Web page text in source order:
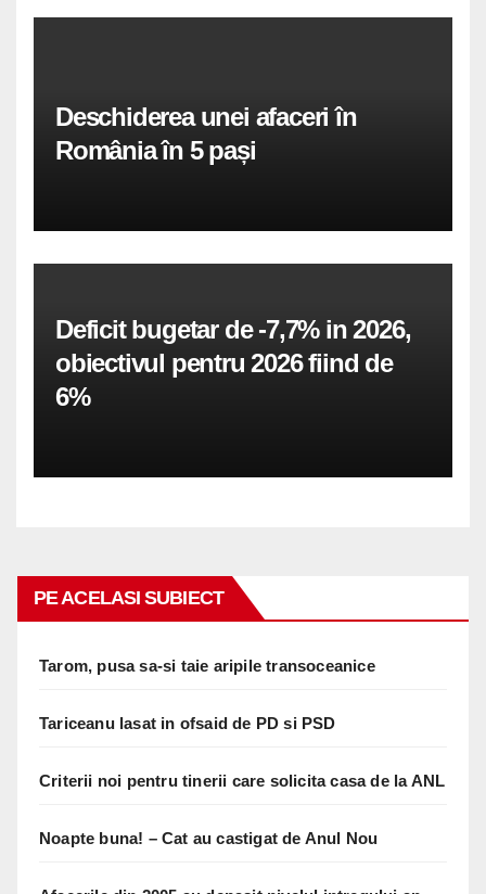
Deschiderea unei afaceri în
România în 5 pași
Deficit bugetar de -7,7% in 2026,
obiectivul pentru 2026 fiind de
6%
PE ACELASI SUBIECT
Tarom, pusa sa-si taie aripile transoceanice
Tariceanu lasat in ofsaid de PD si PSD
Criterii noi pentru tinerii care solicita casa de la ANL
Noapte buna! – Cat au castigat de Anul Nou